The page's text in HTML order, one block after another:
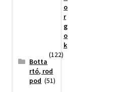
o
r
g
o
k
(122)
Botta
rtó, rod
pod (51)